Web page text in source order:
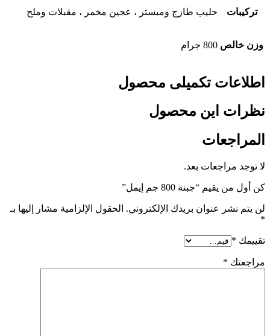
ترکیبات حليب طازج ومبستر ، عجين مخمر ، مقبلات وملح
وزن خالص 800 جرام
اطلاعات تکمیلی محصول
نظرات این محصول
المراجعات
لا توجد مراجعات بعد.
كن أول من يقيم “جبنة 800 جم إيمل”
لن يتم نشر عنوان بريدك الإلكتروني. الحقول الإلزامية مشار إليها بـ
*
تقييمك *
مراجعتك *